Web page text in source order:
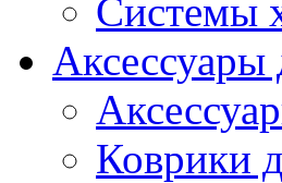
Системы
Аксессуары
Коврики